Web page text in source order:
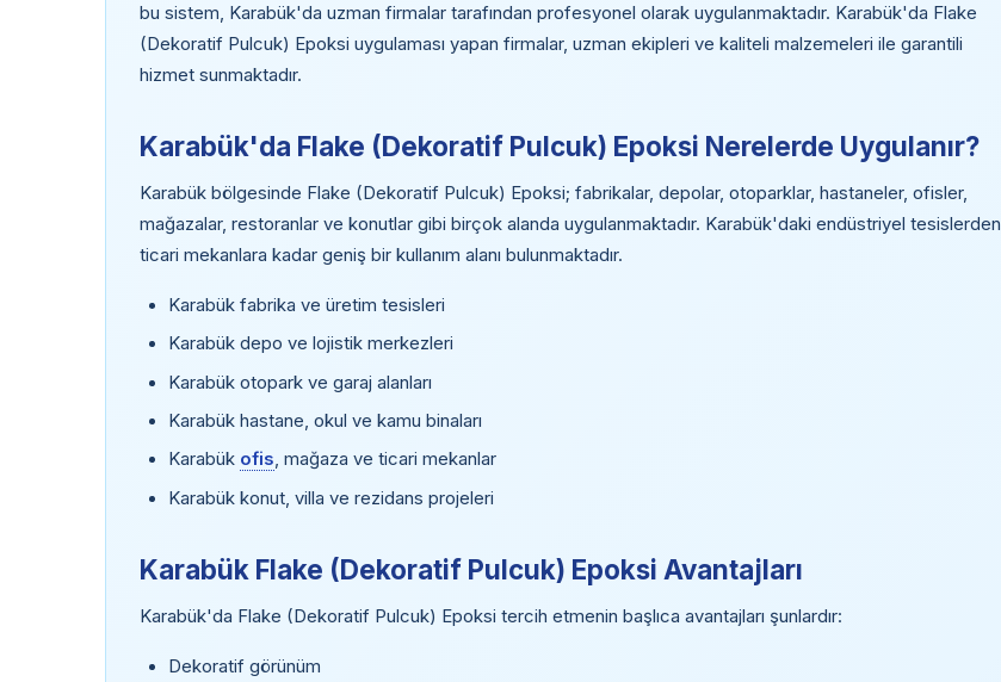
bu sistem, Karabük'da uzman firmalar tarafından profesyonel olarak uygulanmaktadır. Karabük'da Flake
(Dekoratif Pulcuk) Epoksi uygulaması yapan firmalar, uzman ekipleri ve kaliteli malzemeleri ile garantili
hizmet sunmaktadır.
Karabük'da Flake (Dekoratif Pulcuk) Epoksi Nerelerde Uygulanır?
Karabük bölgesinde Flake (Dekoratif Pulcuk) Epoksi; fabrikalar, depolar, otoparklar, hastaneler, ofisler,
mağazalar, restoranlar ve konutlar gibi birçok alanda uygulanmaktadır. Karabük'daki endüstriyel tesislerden
ticari mekanlara kadar geniş bir kullanım alanı bulunmaktadır.
Karabük fabrika ve üretim tesisleri
Karabük depo ve lojistik merkezleri
Karabük otopark ve garaj alanları
Karabük hastane, okul ve kamu binaları
Karabük ofis, mağaza ve ticari mekanlar
Karabük konut, villa ve rezidans projeleri
Karabük Flake (Dekoratif Pulcuk) Epoksi Avantajları
Karabük'da Flake (Dekoratif Pulcuk) Epoksi tercih etmenin başlıca avantajları şunlardır:
Dekoratif görünüm